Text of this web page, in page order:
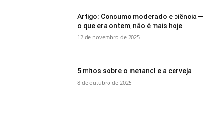
Artigo: Consumo moderado e ciência —
o que era ontem, não é mais hoje
12 de novembro de 2025
5 mitos sobre o metanol e a cerveja
8 de outubro de 2025